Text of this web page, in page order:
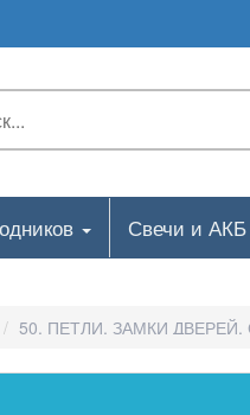
Свечи и АКБ
50. ПЕТЛИ, ЗАМКИ